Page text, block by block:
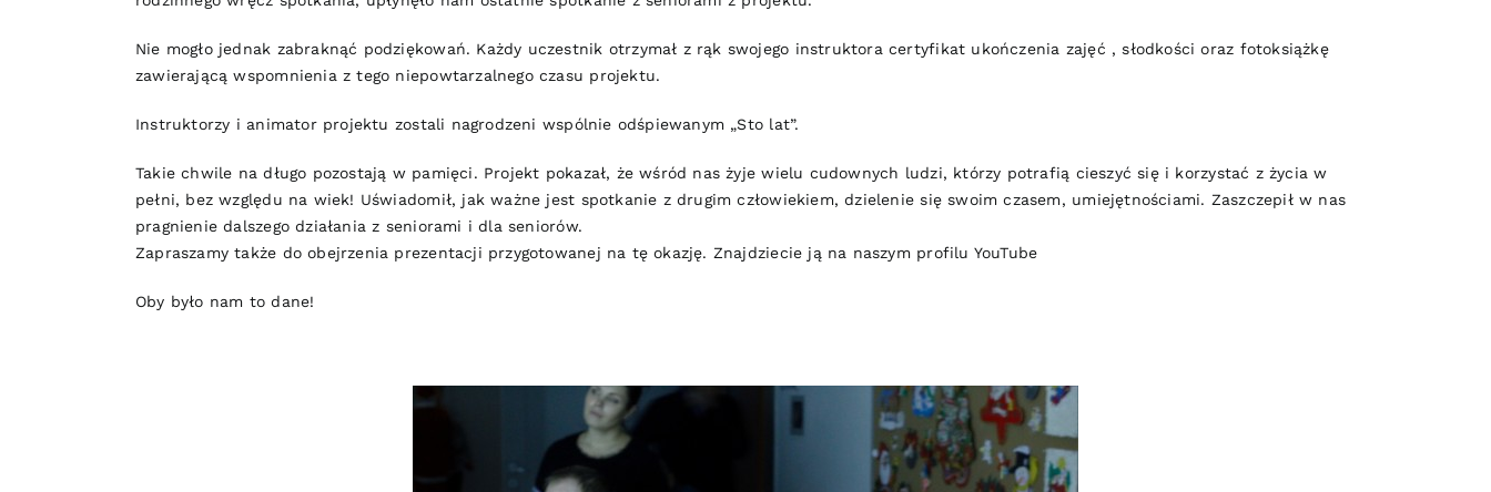
Nie mogło jednak zabraknąć podziękowań. Każdy uczestnik otrzymał z rąk swojego instruktora certyfikat ukończenia zajęć , słodkości oraz fotoksiążkę
zawierającą wspomnienia z tego niepowtarzalnego czasu projektu.
Instruktorzy i animator projektu zostali nagrodzeni wspólnie odśpiewanym „Sto lat”.
Takie chwile na długo pozostają w pamięci. Projekt pokazał, że wśród nas żyje wielu cudownych ludzi, którzy potrafią cieszyć się i korzystać z życia w
pełni, bez względu na wiek! Uświadomił, jak ważne jest spotkanie z drugim człowiekiem, dzielenie się swoim czasem, umiejętnościami. Zaszczepił w nas
pragnienie dalszego działania z seniorami i dla seniorów.
Zapraszamy także do obejrzenia prezentacji przygotowanej na tę okazję. Znajdziecie ją na naszym profilu YouTube
Oby było nam to dane!